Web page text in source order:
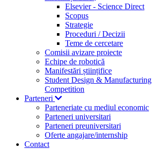
Elsevier - Science Direct
Scopus
Strategie
Proceduri / Decizii
Teme de cercetare
Comisii avizare proiecte
Echipe de robotică
Manifestări științifice
Student Design & Manufacturing
Competition
Parteneri
Parteneriate cu mediul economic
Parteneri universitari
Parteneri preuniversitari
Oferte angajare/internship
Contact